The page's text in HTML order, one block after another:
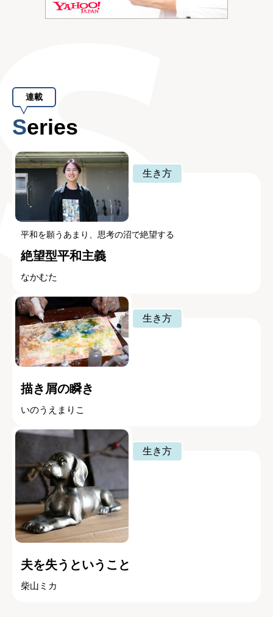
連載
Series
生き方
平和を願うあまり、思考の沼で絶望する
絶望型平和主義
なかむた
生き方
描き屑の瞬き
いのうえまりこ
生き方
夫を失うということ
柴山ミカ